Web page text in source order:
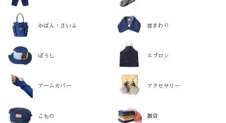
かばん・さいふ 首まわり
ぼうし エプロン
アームカバー アクセサリー
こもの 雑貨